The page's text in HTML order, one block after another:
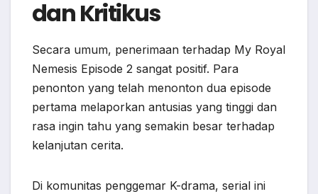
dan Kritikus
Secara umum, penerimaan terhadap My Royal
Nemesis Episode 2 sangat positif. Para
penonton yang telah menonton dua episode
pertama melaporkan antusias yang tinggi dan
rasa ingin tahu yang semakin besar terhadap
kelanjutan cerita.
Di komunitas penggemar K-drama, serial ini